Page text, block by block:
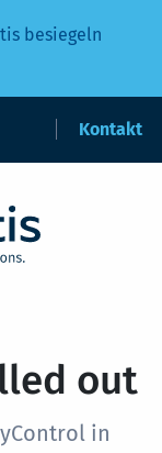
besiegeln
Kontakt
out
in